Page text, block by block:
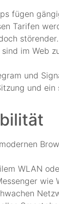
fügen
Tarifen
störender.
im Web
und
und
WLAN